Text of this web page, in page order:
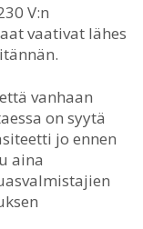
V:n
vaativat lähes
vanhaan
on syytä
jo ennen
aina